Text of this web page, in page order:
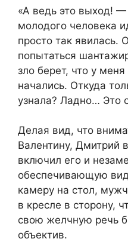
«А ведь это выход! —
молодого человека
просто так явилась.
попытаться
зло берет, что у
начались. Откуда
узнала? Ладно… Это
Делая вид, что
Валентину, Дмитрий
включил его и
обеспечивающую
камеру на стол,
в кресле в сторону,
свою желчную речь
объектив.